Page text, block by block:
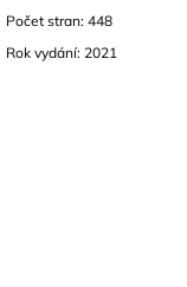
Počet stran: 448
Rok vydání: 2021